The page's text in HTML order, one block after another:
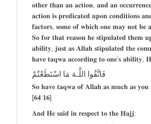
𝐨𝐭𝐡𝐞𝐫 𝐭𝐡𝐚𝐧 𝐚𝐧 𝐚𝐜𝐭𝐢𝐨𝐧, 𝐚𝐧𝐝 𝐚𝐧
𝐚𝐜𝐭𝐢𝐨𝐧 𝐢𝐬 𝐩𝐫𝐞𝐝𝐢𝐜𝐚𝐭𝐞𝐝 𝐮𝐩𝐨𝐧 𝐜𝐨𝐧𝐝𝐢𝐭𝐢𝐨𝐧𝐬
𝐟𝐚𝐜𝐭𝐨𝐫𝐬, 𝐬𝐨𝐦𝐞 𝐨𝐟 𝐰𝐡𝐢𝐜𝐡 𝐨𝐧𝐞 𝐦𝐚𝐲 𝐧𝐨𝐭 𝐛𝐞
𝐒𝐨 𝐟𝐨𝐫 𝐭𝐡𝐚𝐭 𝐫𝐞𝐚𝐬𝐨𝐧 𝐡𝐞 𝐬𝐭𝐢𝐩𝐮𝐥𝐚𝐭𝐞𝐝 𝐭𝐡𝐞𝐦
𝐚𝐛𝐢𝐥𝐢𝐭𝐲, 𝐣𝐮𝐬𝐭 𝐚𝐬 𝐀𝐥𝐥𝐚𝐡 𝐬𝐭𝐢𝐩𝐮𝐥𝐚𝐭𝐞𝐝 𝐭𝐡𝐞
𝐡𝐚𝐯𝐞 𝐭𝐚𝐪𝐰𝐚 𝐚𝐜𝐜𝐨𝐫𝐝𝐢𝐧𝐠 𝐭𝐨 𝐨𝐧𝐞’𝐬 𝐚𝐛𝐢𝐥𝐢𝐭𝐲,
𝐒𝐨 𝐡𝐚𝐯𝐞 𝐭𝐚𝐪𝐰𝐚 𝐨𝐟 𝐀𝐥𝐥𝐚𝐡 𝐚𝐬 𝐦𝐮𝐜𝐡 𝐚𝐬 𝐲𝐨𝐮
[𝟔𝟒:𝟏𝟔]
𝐀𝐧𝐝 𝐇𝐞 𝐬𝐚𝐢𝐝 𝐢𝐧 𝐫𝐞𝐬𝐩𝐞𝐜𝐭 𝐭𝐨 𝐭𝐡𝐞 𝐇𝐚𝐣𝐣: